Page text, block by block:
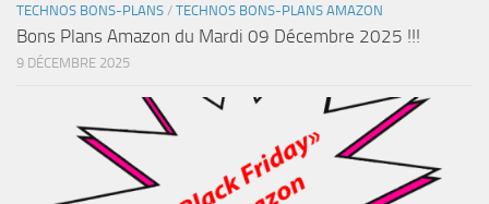
TECHNOS BONS-PLANS / TECHNOS BONS-PLANS AMAZON
Bons Plans Amazon du Mardi 09 Décembre 2025 !!!
9 DÉCEMBRE 2025